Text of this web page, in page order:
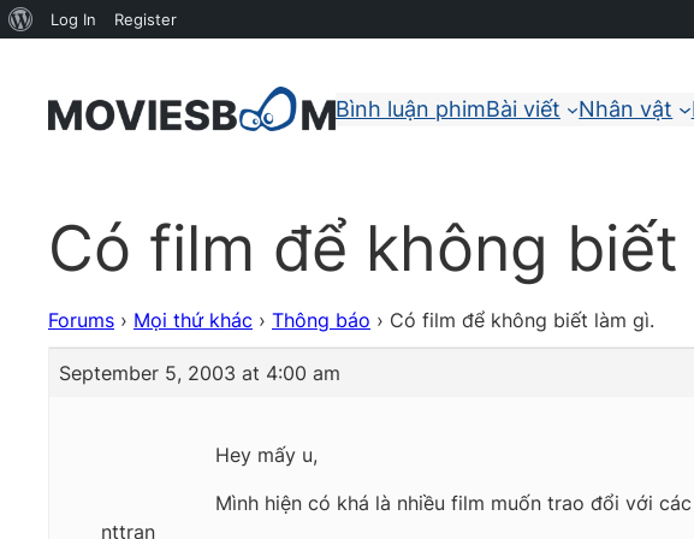
Bình luận phimBài viết Nhân vật
Có film để không biết
Forums › Mọi thứ khác › Thông báo › Có film để không biết làm gì.
September 5, 2003 at 4:00 am
nttran
Hey mấy u,
Mình hiện có khá là nhiều film muốn trao đổi với
About
Log In Register